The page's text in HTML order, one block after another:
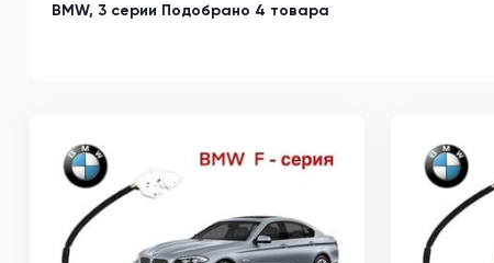
BMW, 3 серии Подобрано 4 товара